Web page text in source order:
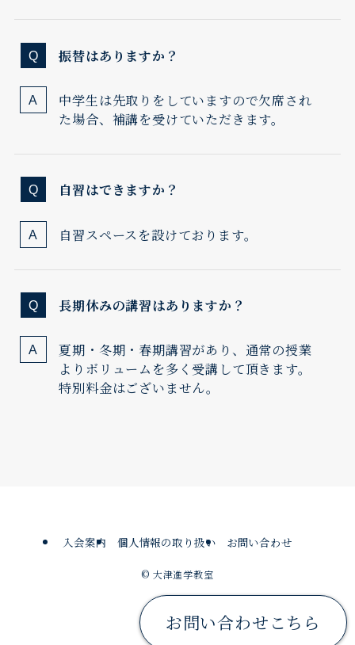
振替はありますか？
中学生は先取りをしていますので欠席され
た場合、補講を受けていただきます。
自習はできますか？
自習スペースを設けております。
長期休みの講習はありますか？
夏期・冬期・春期講習があり、通常の授業
よりボリュームを多く受講して頂きます。
特別料金はございません。
お問い合わせこちら
入会案内 個人情報の取り扱い お問い合わせ
© 大津進学教室